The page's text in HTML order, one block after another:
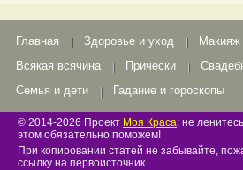
Главная Здоровье и уход Макияж
Всякая всячина
Прически
Семья и дети
Гадание и гороскопы
© 2014-2026 Проект Моя Краса: не
этом обязательно поможем!
При копировании статей не забывайте,
ссылку на первоисточник.